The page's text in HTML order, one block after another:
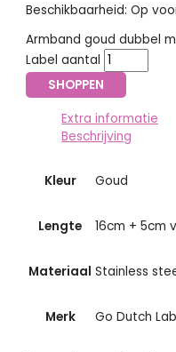
Beschikbaarheid: Op
Armband goud dubbel
Label aantal
SHOPPEN
Extra informatie
Beschrijving
Kleur Goud
Lengte 16cm + 5cm
Materiaal Stainless
Merk Go Dutch